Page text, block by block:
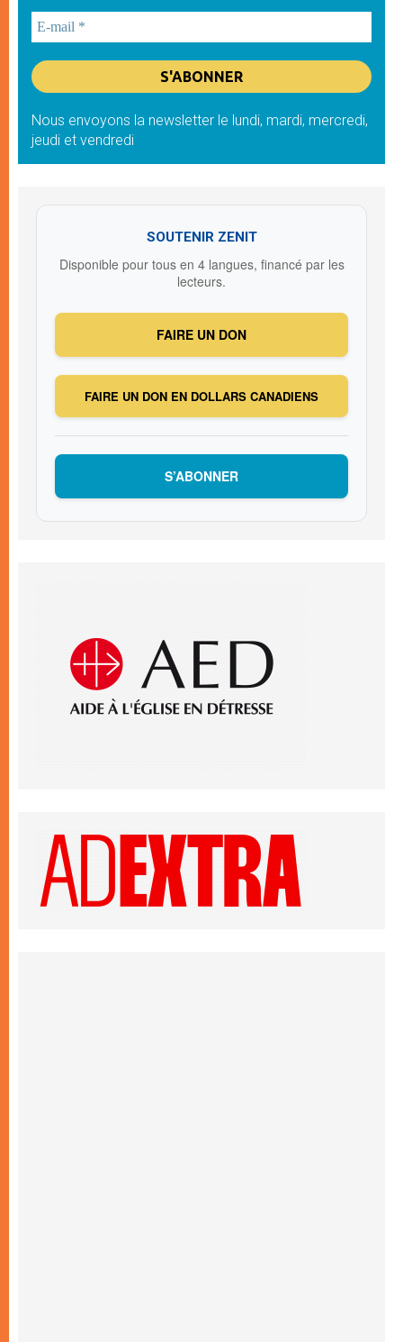
Nous envoyons la newsletter le lundi, mardi, mercredi,
jeudi et vendredi
SOUTENIR ZENIT
Disponible pour tous en 4 langues, financé par les
lecteurs.
FAIRE UN DON
FAIRE UN DON EN DOLLARS CANADIENS
S’ABONNER